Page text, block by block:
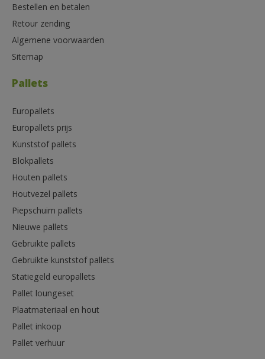
Bestellen en betalen
Retour zending
Algemene voorwaarden
Sitemap
Pallets
Europallets
Europallets prijs
Kunststof pallets
Blokpallets
Houten pallets
Houtvezel pallets
Piepschuim pallets
Nieuwe pallets
Gebruikte pallets
Gebruikte kunststof pallets
Statiegeld europallets
Pallet loungeset
Plaatmateriaal en hout
Pallet inkoop
Pallet verhuur